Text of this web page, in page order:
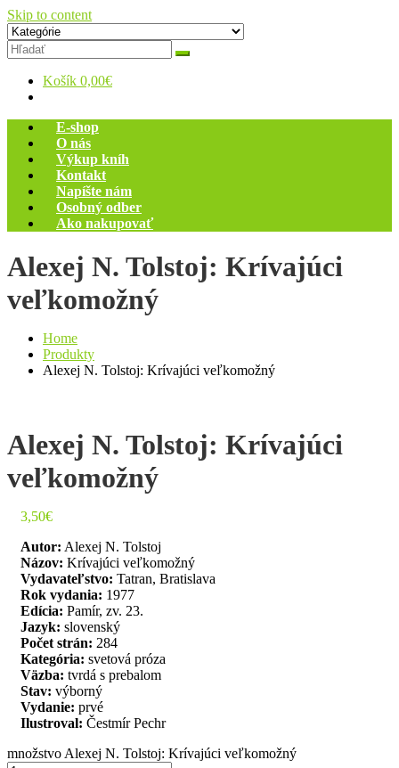
Skip to content
Zelený dom
Antikvariát
Košík 0,00€
E-shop
O nás
Výkup kníh
Kontakt
Napíšte nám
Osobný odber
Ako nakupovať
Alexej N. Tolstoj: Krívajúci
veľkomožný
Home
Produkty
Alexej N. Tolstoj: Krívajúci veľkomožný
Alexej N. Tolstoj: Krívajúci
veľkomožný
3,50€
Autor: Alexej N. Tolstoj
Názov: Krívajúci veľkomožný
Vydavateľstvo: Tatran, Bratislava
Rok vydania: 1977
Edícia: Pamír, zv. 23.
Jazyk: slovenský
Počet strán: 284
Kategória: svetová próza
Väzba: tvrdá s prebalom
Stav: výborný
Vydanie: prvé
Ilustroval: Čestmír Pechr
množstvo Alexej N. Tolstoj: Krívajúci veľkomožný